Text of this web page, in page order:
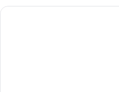
rúm
Wyndham Grand Phuket Kalim Bay